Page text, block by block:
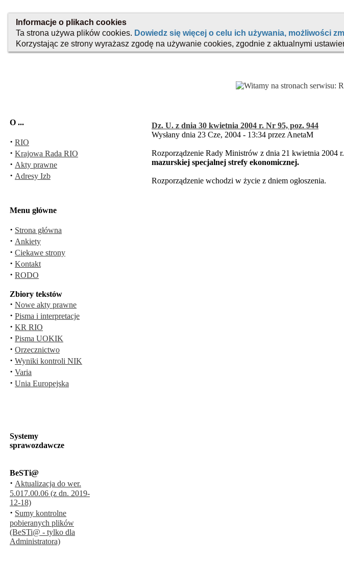
O ...
· RIO
· Krajowa Rada RIO
· Akty prawne
· Adresy Izb
Menu główne
· Strona główna
· Ankiety
· Ciekawe strony
· Kontakt
· RODO
Zbiory tekstów
· Nowe akty prawne
· Pisma i interpretacje
· KR RIO
· Pisma UOKIK
· Orzecznictwo
· Wyniki kontroli NIK
· Varia
· Unia Europejska
Systemy
sprawozdawcze
BeSTi@
· Aktualizacja do wer.
5.017.00.06 (z dn. 2019-
12-18)
· Sumy kontrolne
pobieranych plików
(BeSTi@ - tylko dla
Administratora)
Dz. U. z dnia 30 kwietnia 2004 r. Nr 95, poz. 944
Wysłany dnia 23 Cze, 2004 - 13:34 przez AnetaM
Rozporządzenie Rady Ministrów z dnia 21 kwietnia 2004 r.
mazurskiej specjalnej strefy ekonomicznej.
Rozporządzenie wchodzi w życie z dniem ogłoszenia.